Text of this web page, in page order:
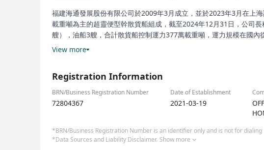
福建海通發展股份有限公司於2009年3月成立，並於2023年3月在上
載重噸為主的超靈便型幹散貨船組成，截至2024年12月31日，公司
艘），油船3艘，合計散貨船控制運力377萬載重噸，運力規模在國
司與眾多國內外知名企業建立了長期穩定的合作關係。大安海運有限
View more
Registration Information
BRN/Business Registration Number Date of Establishment
72804367 2021-03-19
*BRN/Business Registration Number is an identifier only and is not for dialing
*Data Sources and Liability Disclaimer. Show more